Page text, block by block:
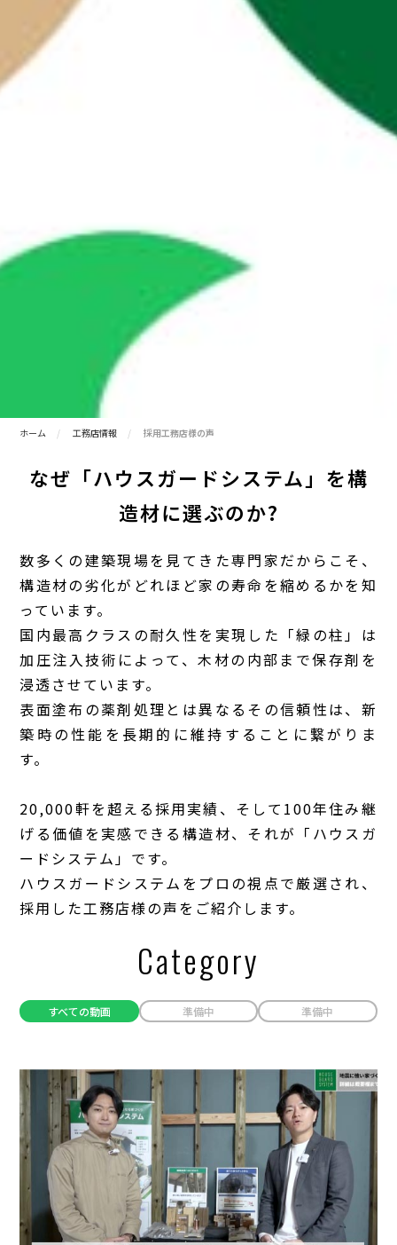
ホーム 工務店情報 採用工務店様の声
なぜ「ハウスガードシステム」を構
造材に選ぶのか?
数多くの建築現場を見てきた専門家だからこそ、
構造材の劣化がどれほど家の寿命を縮めるかを知
っています。
国内最高クラスの耐久性を実現した「緑の柱」は
加圧注入技術によって、木材の内部まで保存剤を
浸透させています。
表面塗布の薬剤処理とは異なるその信頼性は、新
築時の性能を長期的に維持することに繋がりま
す。
20,000軒を超える採用実績、そして100年住み継
げる価値を実感できる構造材、それが「ハウスガ
ードシステム」です。
ハウスガードシステムをプロの視点で厳選され、
採用した工務店様の声をご紹介します。
Category
すべての動画 準備中 準備中